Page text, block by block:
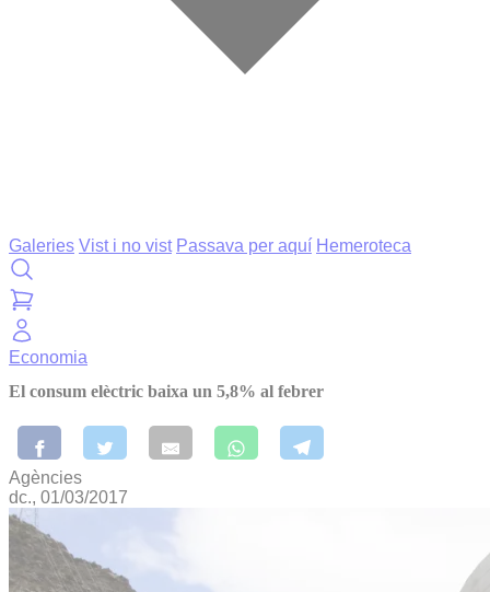
Galeries Vist i no vist Passava per aquí Hemeroteca
Economia
El consum elèctric baixa un 5,8% al febrer
Agències
dc., 01/03/2017